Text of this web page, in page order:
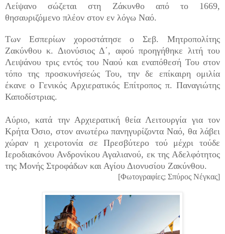
Λείψανο σώζεται στη Ζάκυνθο από το 1669,
θησαυριζόμενο πλέον στον εν λόγω Ναό.
Των Εσπερίων χοροστάτησε ο Σεβ. Μητροπολίτης
Ζακύνθου κ. Διονύσιος Δ΄, αφού προηγήθηκε λιτή του
Λειψάνου τρις εντός του Ναού και εναπόθεσή Του στον
τόπο της προσκυνήσεώς Του, την δε επίκαιρη ομιλία
έκανε ο Γενικός Αρχιερατικός Επίτροπος π. Παναγιώτης
Καποδίστριας.
Αύριο, κατά την Αρχιερατική θεία Λειτουργία για τον
Κρήτα Όσιο, στον ανωτέρω πανηγυρίζοντα Ναό, θα λάβει
χώραν η χειροτονία σε Πρεσβύτερο τού μέχρι τούδε
Ιεροδιακόνου Ανδρονίκου Αγαλιανού, εκ της Αδελφότητος
της Μονής Στροφάδων και Αγίου Διονυσίου Ζακύνθου.
[Φωτογραφίες; Σπύρος Νέγκας]